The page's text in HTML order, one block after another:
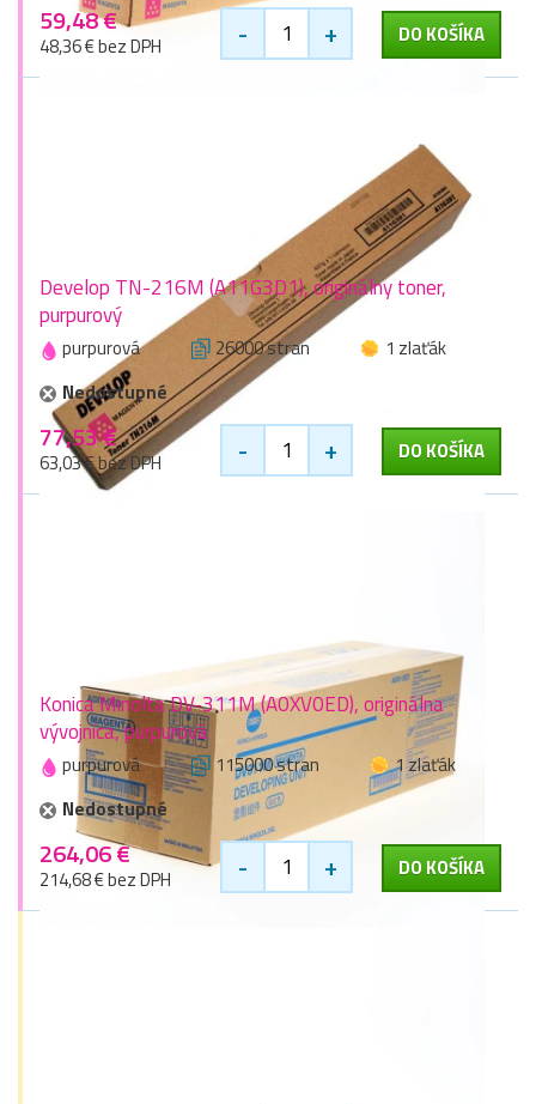
59,48 €
48,36 € bez DPH - + DO KOŠÍKA
Develop TN-216M (A11G3D1), originálny toner,
purpurový
purpurová 26000 stran
1 zlaťák
Nedostupné
77,53 €
63,03 € bez DPH - + DO KOŠÍKA
Konica Minolta DV-311M (A0XV0ED), originálna
vývojnica, purpurová
purpurová 115000 stran
1 zlaťák
Nedostupné
264,06 €
214,68 € bez DPH - + DO KOŠÍKA